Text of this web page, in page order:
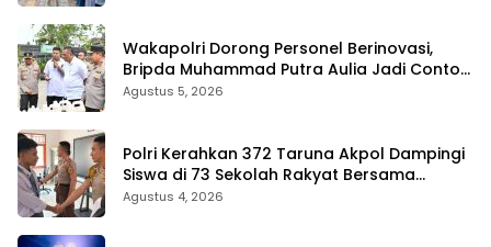
Wakapolri Dorong Personel Berinovasi,
Bripda Muhammad Putra Aulia Jadi Contoh
Nyata
Agustus 5, 2026
Polri Kerahkan 372 Taruna Akpol Dampingi
Siswa di 73 Sekolah Rakyat Bersama
Taruna Akademi TNI
Agustus 4, 2026